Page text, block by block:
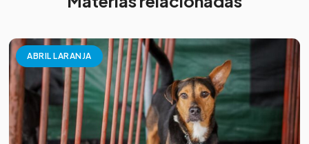
ABRIL LARANJA